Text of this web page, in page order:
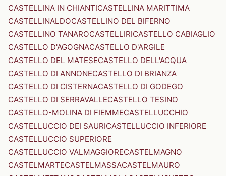
CASTELLINA IN CHIANTICASTELLINA MARITTIMA
CASTELLINALDOCASTELLINO DEL BIFERNO
CASTELLINO TANAROCASTELLIRICASTELLO CABIAGLIO
CASTELLO D'AGOGNACASTELLO D'ARGILE
CASTELLO DEL MATESECASTELLO DELL'ACQUA
CASTELLO DI ANNONECASTELLO DI BRIANZA
CASTELLO DI CISTERNACASTELLO DI GODEGO
CASTELLO DI SERRAVALLECASTELLO TESINO
CASTELLO-MOLINA DI FIEMMECASTELLUCCHIO
CASTELLUCCIO DEI SAURICASTELLUCCIO INFERIORE
CASTELLUCCIO SUPERIORE
CASTELLUCCIO VALMAGGIORECASTELMAGNO
CASTELMARTECASTELMASSACASTELMAURO